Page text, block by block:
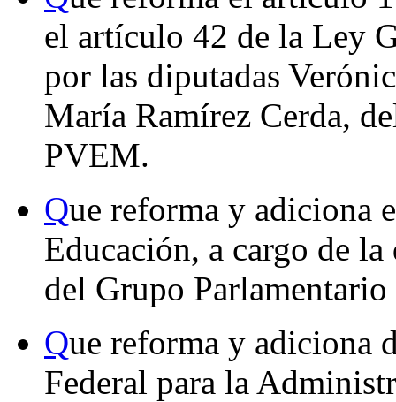
el artículo 42 de la Ley
por las diputadas
María Ramírez Cerda,
PVEM.
Que reforma y adiciona
Educación, a cargo de
del Grupo
Que reforma y adiciona
Federal para la